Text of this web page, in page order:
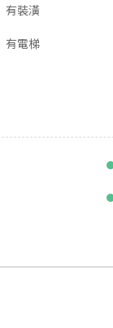
有裝潢
有電梯